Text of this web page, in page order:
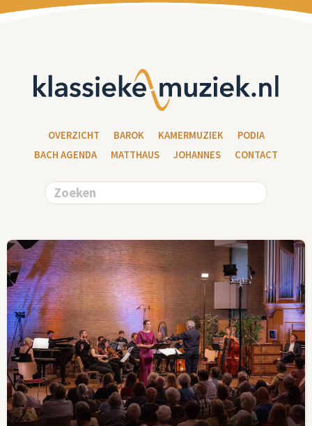
OVERZICHT BAROK KAMERMUZIEK
PODIA
BACH AGENDA
MATTHAUS JOHANNES CONTACT